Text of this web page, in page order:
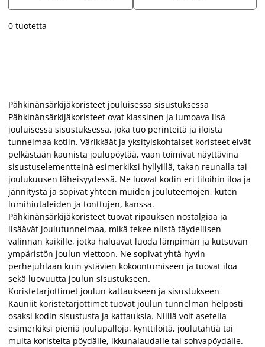
0 tuotetta
Pähkinänsärkijäkoristeet jouluisessa sisustuksessa
Pähkinänsärkijäkoristeet ovat klassinen ja lumoava lisä
jouluisessa sisustuksessa, joka tuo perinteitä ja iloista
tunnelmaa kotiin. Värikkäät ja yksityiskohtaiset koristeet eivät
pelkästään kaunista joulupöytää, vaan toimivat näyttävinä
sisustuselementteinä esimerkiksi hyllyillä, takan reunalla tai
joulukuusen läheisyydessä. Ne luovat kodin eri tiloihin iloa ja
jännitystä ja sopivat yhteen muiden jouluteemojen, kuten
lumihiutaleiden ja tonttujen, kanssa.
Pähkinänsärkijäkoristeet tuovat ripauksen nostalgiaa ja
lisäävät joulutunnelmaa, mikä tekee niistä täydellisen
valinnan kaikille, jotka haluavat luoda lämpimän ja kutsuvan
ympäristön joulun viettoon. Ne sopivat yhtä hyvin
perhejuhlaan kuin ystävien kokoontumiseen ja tuovat iloa
sekä luovuutta joulun sisustukseen.
Koristetarjottimet joulun kattaukseen ja sisustukseen
Kauniit koristetarjottimet tuovat joulun tunnelman helposti
osaksi kodin sisustusta ja kattauksia. Niillä voit asetella
esimerkiksi pieniä joulupalloja, kynttilöitä, joulutähtiä tai
muita koristeita pöydälle, ikkunalaudalle tai sohvapöydälle.